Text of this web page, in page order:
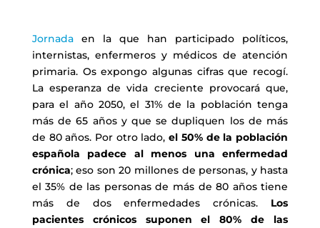
Jornadaen la que han participado políticos,
internistas, enfermeros y médicos de atención
primaria. Os expongo algunas cifras que recogí.
La esperanza de vida creciente provocará que,
para el año 2050, el 31% de la población tenga
más de 65 años y que se dupliquen los de más
de 80 años. Por otro lado,el 50% de la población
española padece al menos una enfermedad
crónica; eso son 20 millones de personas, y hasta
el 35% de las personas de más de 80 años tiene
más de dos enfermedades crónicas. Los
pacientes crónicos suponen el 80% de las